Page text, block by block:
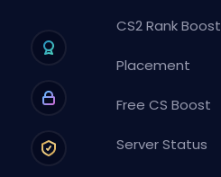
CS2 Rank Boost
Placement
Free CS Boost
Server Status